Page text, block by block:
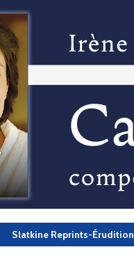
Slatkine Reprints-Érudition